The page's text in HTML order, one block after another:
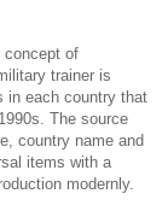
concept of
trainer is
in each country that
The source
country name and
items with a
modernly.